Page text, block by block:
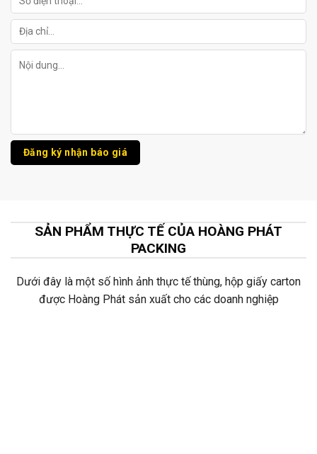
SẢN PHẨM THỰC TẾ CỦA HOÀNG PHÁT
PACKING
Dưới đây là một số hình ảnh thực tế thùng, hộp giấy carton
được Hoàng Phát sản xuất cho các doanh nghiệp